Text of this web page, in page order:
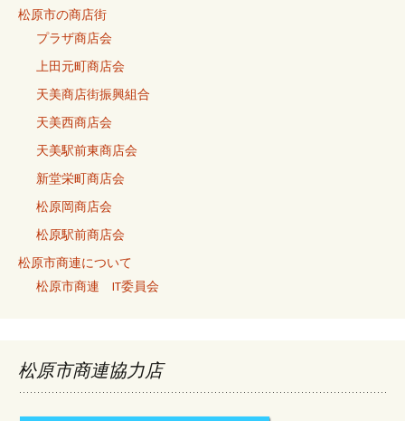
松原市の商店街
プラザ商店会
上田元町商店会
天美商店街振興組合
天美西商店会
天美駅前東商店会
新堂栄町商店会
松原岡商店会
松原駅前商店会
松原市商連について
松原市商連 IT委員会
松原市商連協力店